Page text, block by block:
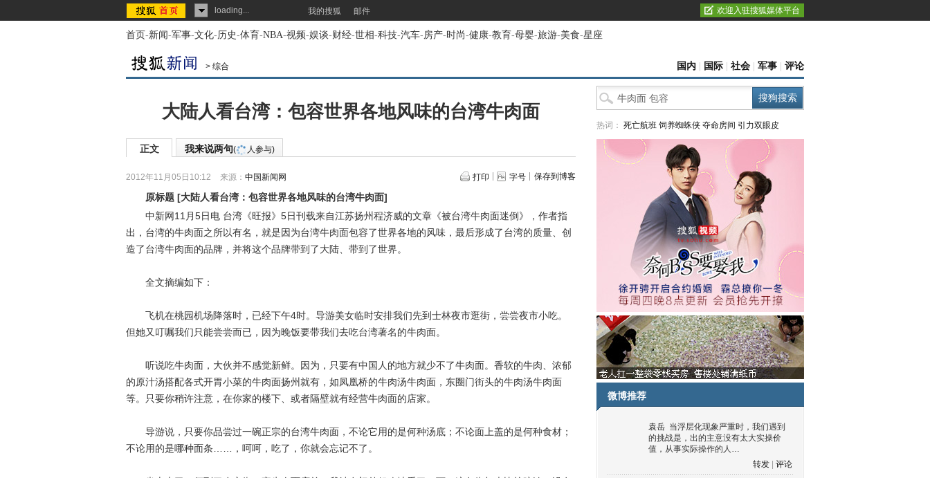
loading... 我的搜狐 邮件 欢迎入驻搜狐媒体平台
首页-新闻-军事-文化-历史-体育-NBA-视频-娱谈-财经-世相-科技-汽车-房产-时尚-健康-教育-母婴-旅游-美食-星座
> 综合 国内 国际 社会 军事 评论
大陆人看台湾：包容世界各地风味的台湾牛肉面
正文 我来说两句( 人参与)
2012年11月05日10:12 来源： 中国新闻网 打印 字号 保存到博客
原标题 [大陆人看台湾：包容世界各地风味的台湾牛肉面]
中新网11月5日电 台湾《旺报》5日刊载来自江苏扬州程济威的文章《被台湾牛肉面迷倒》，作者指
出，台湾的牛肉面之所以有名，就是因为台湾牛肉面包容了世界各地的风味，最后形成了台湾的质量、创
造了台湾牛肉面的品牌，并将这个品牌带到了大陆、带到了世界。
全文摘编如下：
飞机在桃园机场降落时，已经下午4时。导游美女临时安排我们先到士林夜市逛街，尝尝夜市小吃。
但她又叮嘱我们只能尝尝而已，因为晚饭要带我们去吃台湾著名的牛肉面。
听说吃牛肉面，大伙并不感觉新鲜。因为，只要有中国人的地方就少不了牛肉面。香软的牛肉、浓郁
的原汁汤搭配各式开胃小菜的牛肉面扬州就有，如凤凰桥的牛肉汤牛肉面，东圈门街头的牛肉汤牛肉面
等。只要你稍许注意，在你家的楼下、或者隔壁就有经营牛肉面的店家。
导游说，只要你品尝过一碗正宗的台湾牛肉面，不论它用的是何种汤底；不论面上盖的是何种食材；
不论用的是哪种面条……，呵呵，吃了，你就会忘记不了。
热词： 死亡航班 饲养蜘蛛侠 夺命房间 引力双眼皮
微博推荐
袁岳 当浮层化现象严重时，我们遇到
的挑战是，出的主意没有太大实操价
值，从事实际操作的人…
转发
评论